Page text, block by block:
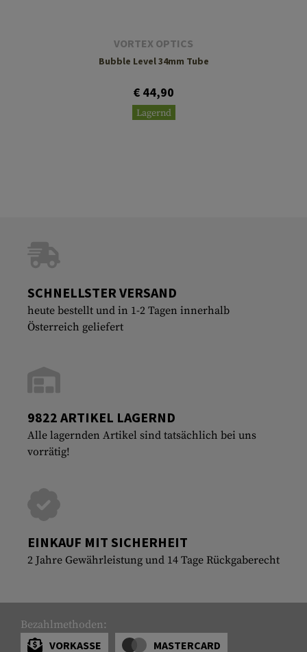
VORTEX OPTICS
Bubble Level 34mm Tube
€ 44,90
Lagernd
SCHNELLSTER VERSAND
heute bestellt und in 1-2 Tagen innerhalb
Österreich geliefert
9822 ARTIKEL LAGERND
Alle lagernden Artikel sind tatsächlich bei uns
vorrätig!
EINKAUF MIT SICHERHEIT
2 Jahre Gewährleistung und 14 Tage Rückgaberecht
Bezahlmethoden:
VORKASSE
MASTERCARD